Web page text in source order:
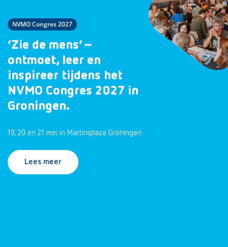
NVMO Congres 2027
‘Zie de mens’ –
ontmoet, leer en
inspireer tijdens het
NVMO Congres 2027 in
Groningen.
19, 20 en 21 mei in Martiniplaza Groningen
Lees meer